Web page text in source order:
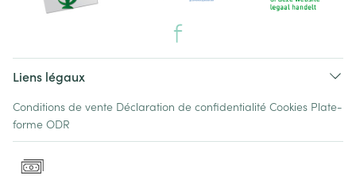
Liens légaux
Conditions de vente Déclaration de confidentialité Cookies Plate-
forme ODR